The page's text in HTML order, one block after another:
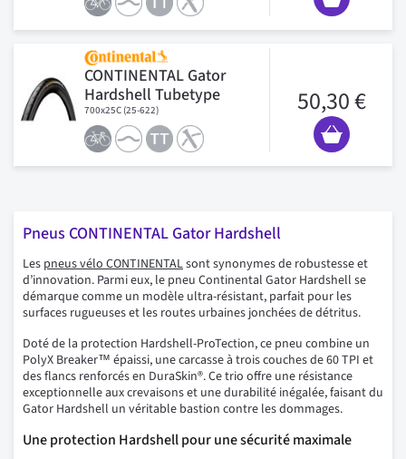
CONTINENTAL Gator
Hardshell Tubetype
700x25C (25-622) 50,30 €
Pneus CONTINENTAL Gator Hardshell
Les pneus vélo CONTINENTALsont synonymes de robustesse et
d’innovation. Parmi eux, le pneu Continental Gator Hardshell se
démarque comme un modèle ultra-résistant, parfait pour les
surfaces rugueuses et les routes urbaines jonchées de détritus.
Doté de la protection Hardshell-ProTection, ce pneu combine un
PolyX Breaker™ épaissi, une carcasse à trois couches de 60 TPI et
des flancs renforcés en DuraSkin®. Ce trio offre une résistance
exceptionnelle aux crevaisons et une durabilité inégalée, faisant du
Gator Hardshell un véritable bastion contre les dommages.
Une protection Hardshell pour une sécurité maximale